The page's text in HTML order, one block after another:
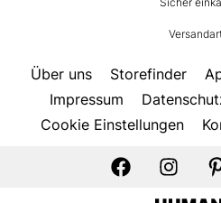
Über uns Storefinder
Impressum
Cookie Einstellungen